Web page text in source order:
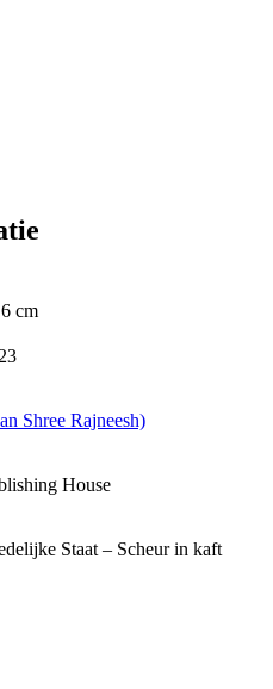
cm
Shree Rajneesh)
House
Staat – Scheur in kaft